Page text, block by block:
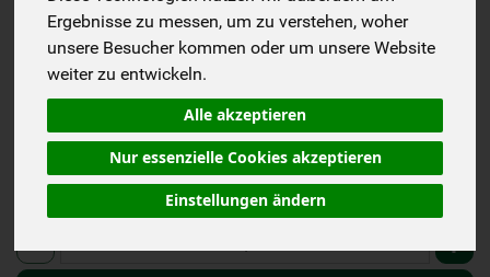
Ergebnisse zu messen, um zu verstehen, woher
unsere Besucher kommen oder um unsere Website
weiter zu entwickeln.
Alle akzeptieren
Nur essenzielle Cookies akzeptieren
Einstellungen ändern
EG
(4,98 € / 100 g)
inkl. 7% MwSt.
50 g